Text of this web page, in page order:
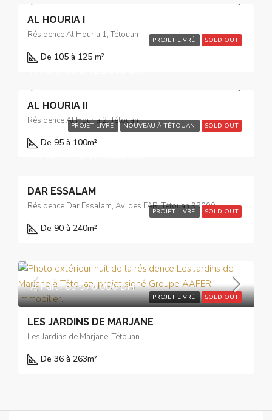
PROJET LIVRÉ SOLD OUT
AL HOURIA I
Résidence Al Houria 1, Tétouan
De 105 à 125 m²
PROJET LIVRÉ NOUVEAU À TÉTOUAN SOLD OUT
AL HOURIA II
Résidence Al Houria 2, Tétouan
De 95 à 100m²
PROJET LIVRÉ SOLD OUT
DAR ESSALAM
Résidence Dar Essalam, Av. des FAR, Tétouan 93000
De 90 à 240m²
PROJET LIVRÉ SOLD OUT
À Partir de576.000 DH
LES JARDINS DE MARJANE
Les Jardins de Marjane, Tétouan
De 36 à 263m²